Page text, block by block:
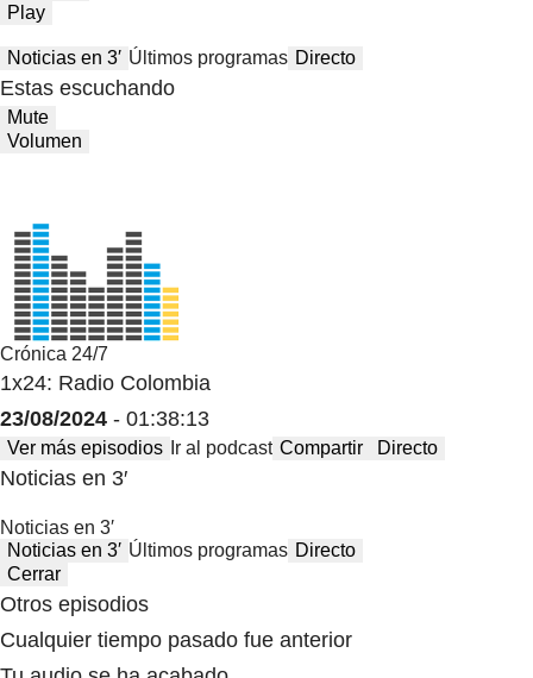
Play
Noticias en 3′ Últimos programas Directo
Estas escuchando
Mute
Volumen
Crónica 24/7
1x24: Radio Colombia
23/08/2024 - 01:38:13
Ver más episodios Ir al podcast Compartir Directo
Noticias en 3′
Noticias en 3′
Noticias en 3′ Últimos programas Directo
Cerrar
Otros episodios
Cualquier tiempo pasado fue anterior